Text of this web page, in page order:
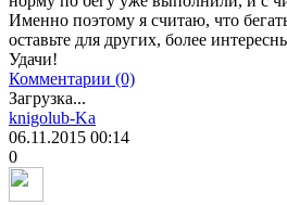
Именно поэтому я считаю, что
оставьте для других, более
Удачи!
Комментарии (0)
Загрузка...
knigolub-Ka
06.11.2015 00:14
0